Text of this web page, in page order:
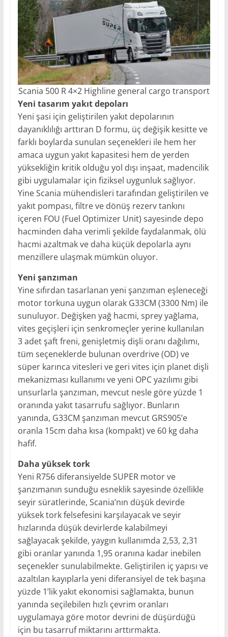
Scania 500 R 4×2 Highline general cargo transport
Yeni tasarım yakıt depoları
Yeni şasi için geliştirilen yakıt depolarının
dayanıklılığı arttıran D formu, üç değişik kesitte ve
farklı boylarda sunulan seçenekleri ile hem her
amaca uygun yakıt kapasitesi hem de yerden
yüksekliğin kritik olduğu yol dışı inşaat, madencilik
gibi uygulamalar için fiziksel uygunluk sağlıyor.
Yine Scania mühendisleri tarafından geliştirilen ve
yakıt pompası, filtre ve dönüş rezerv tankını
içeren FOU (Fuel Optimizer Unit) sayesinde depo
hacminden daha verimli şekilde faydalanmak, ölü
hacmi azaltmak ve daha küçük depolarla aynı
menzillere ulaşmak mümkün oluyor.
Yeni şanzıman
Yine sıfırdan tasarlanan yeni şanzıman eşleneceği
motor torkuna uygun olarak G33CM (3300 Nm) ile
sunuluyor. Değişken yağ hacmi, sprey yağlama,
vites geçişleri için senkromeçler yerine kullanılan
3 adet şaft freni, genişletmiş dişli oranı dağılımı,
tüm seçeneklerde bulunan overdrive (OD) ve
süper karınca vitesleri ve geri vites için planet dişli
mekanizması kullanımı ve yeni OPC yazılımı gibi
unsurlarla şanzıman, mevcut nesle göre yüzde 1
oranında yakıt tasarrufu sağlıyor. Bunların
yanında, G33CM şanzıman mevcut GRS905’e
oranla 15cm daha kısa (kompakt) ve 60 kg daha
hafif.
Daha yüksek tork
Yeni R756 diferansiyelde SUPER motor ve
şanzımanın sunduğu esneklik sayesinde özellikle
seyir süratlerinde, Scania’nın düşük devirde
yüksek tork felsefesini karşılayacak ve seyir
hızlarında düşük devirlerde kalabilmeyi
sağlayacak şekilde, yaygın kullanımda 2,53, 2,31
gibi oranlar yanında 1,95 oranına kadar inebilen
seçenekler sunulabilmekte. Geliştirilen iç yapısı ve
azaltılan kayıplarla yeni diferansiyel de tek başına
yüzde 1’lik yakıt ekonomisi sağlamakta, bunun
yanında seçilebilen hızlı çevrim oranları
uygulamaya göre motor devrini de düşürdüğü
için bu tasarruf miktarını arttırmakta.